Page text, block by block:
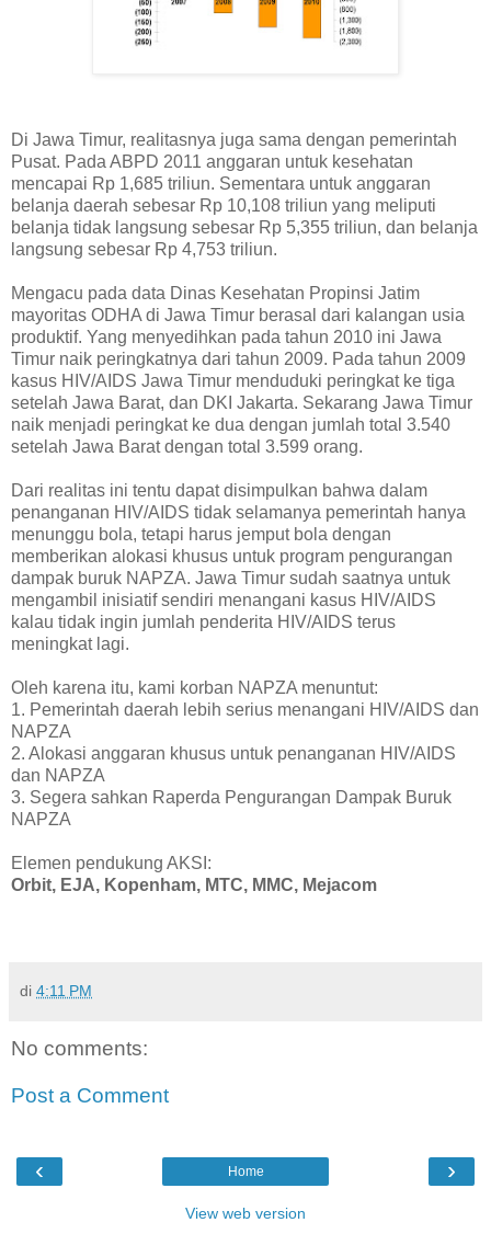
Di Jawa Timur, realitasnya juga sama dengan pemerintah
Pusat. Pada ABPD 2011 anggaran untuk kesehatan
mencapai Rp 1,685 triliun. Sementara untuk anggaran
belanja daerah sebesar Rp 10,108 triliun yang meliputi
belanja tidak langsung sebesar Rp 5,355 triliun, dan belanja
langsung sebesar Rp 4,753 triliun.
Mengacu pada data Dinas Kesehatan Propinsi Jatim
mayoritas ODHA di Jawa Timur berasal dari kalangan usia
produktif. Yang menyedihkan pada tahun 2010 ini Jawa
Timur naik peringkatnya dari tahun 2009. Pada tahun 2009
kasus HIV/AIDS Jawa Timur menduduki peringkat ke tiga
setelah Jawa Barat, dan DKI Jakarta. Sekarang Jawa Timur
naik menjadi peringkat ke dua dengan jumlah total 3.540
setelah Jawa Barat dengan total 3.599 orang.
Dari realitas ini tentu dapat disimpulkan bahwa dalam
penanganan HIV/AIDS tidak selamanya pemerintah hanya
menunggu bola, tetapi harus jemput bola dengan
memberikan alokasi khusus untuk program pengurangan
dampak buruk NAPZA. Jawa Timur sudah saatnya untuk
mengambil inisiatif sendiri menangani kasus HIV/AIDS
kalau tidak ingin jumlah penderita HIV/AIDS terus
meningkat lagi.
Oleh karena itu, kami korban NAPZA menuntut:
1. Pemerintah daerah lebih serius menangani HIV/AIDS dan
NAPZA
2. Alokasi anggaran khusus untuk penanganan HIV/AIDS
dan NAPZA
3. Segera sahkan Raperda Pengurangan Dampak Buruk
NAPZA
Elemen pendukung AKSI:
Orbit, EJA, Kopenham, MTC, MMC, Mejacom
di 4:11 PM
No comments:
Post a Comment
‹ ›
Home
View web version